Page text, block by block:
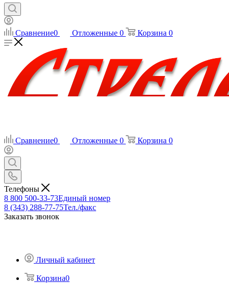
Сравнение0 Отложенные 0 Корзина 0
Сравнение0 Отложенные 0 Корзина 0
Телефоны
8 800 500-33-73Единый номер
8 (343) 288-77-75Тел./факс
Заказать звонок
Личный кабинет
Корзина0